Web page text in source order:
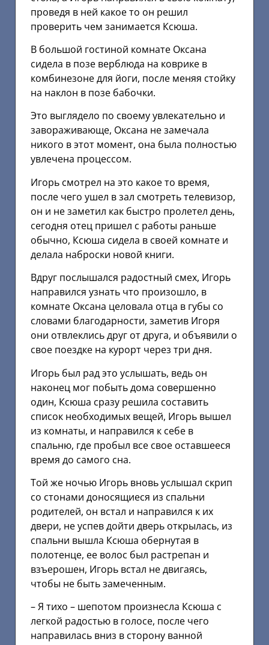
проведя в ней какое то он решил
проверить чем занимается Ксюша.
В большой гостиной комнате Оксана
сидела в позе верблюда на коврике в
комбинезоне для йоги, после меняя стойку
на наклон в позе бабочки.
Это выглядело по своему увлекательно и
завораживающе, Оксана не замечала
никого в этот момент, она была полностью
увлечена процессом.
Игорь смотрел на это какое то время,
после чего ушел в зал смотреть телевизор,
он и не заметил как быстро пролетел день,
сегодня отец пришел с работы раньше
обычно, Ксюша сидела в своей комнате и
делала наброски новой книги.
Вдруг послышался радостный смех, Игорь
направился узнать что произошло, в
комнате Оксана целовала отца в губы со
словами благодарности, заметив Игоря
они отвлеклись друг от друга, и объявили о
свое поездке на курорт через три дня.
Игорь был рад это услышать, ведь он
наконец мог побыть дома совершенно
один, Ксюша сразу решила составить
список необходимых вещей, Игорь вышел
из комнаты, и направился к себе в
спальню, где пробыл все свое оставшееся
время до самого сна.
Той же ночью Игорь вновь услышал скрип
со стонами доносящиеся из спальни
родителей, он встал и направился к их
двери, не успев дойти дверь открылась, из
спальни вышла Ксюша обернутая в
полотенце, ее волос был растрепан и
взъерошен, Игорь встал не двигаясь,
чтобы не быть замеченным.
– Я тихо – шепотом произнесла Ксюша с
легкой радостью в голосе, после чего
направилась вниз в сторону ванной